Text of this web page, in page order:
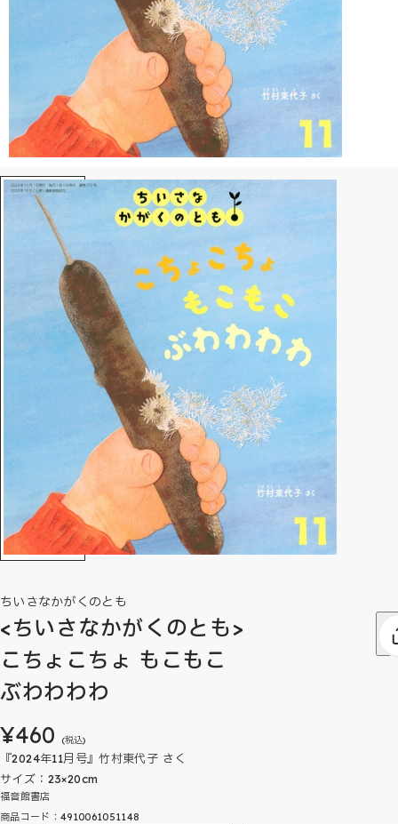
ちいさなかがくのとも
<ちいさなかがくのとも>
こちょこちょ もこもこ
ぶわわわわ
¥460 (税込)
『2024年11月号』竹村東代子 さく
サイズ：23×20cm
福音館書店
商品コード：4910061051148